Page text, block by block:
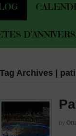
Tag Archives |
by